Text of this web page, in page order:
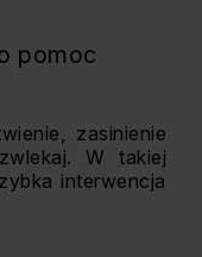
pomoc
zasinienie
W takiej
interwencja